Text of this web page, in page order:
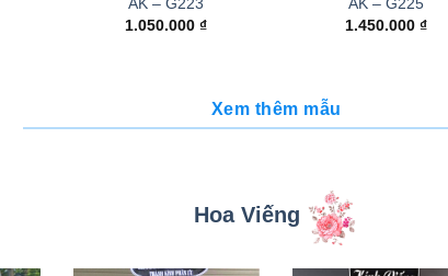
1.050.000₫
1.450.000₫
Xem thêm mẫu
Hoa Viếng